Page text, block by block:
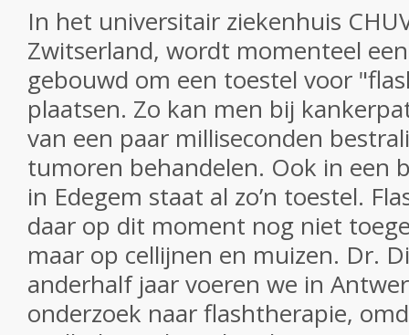
In het universitair ziekenhuis
Zwitserland, wordt momenteel
gebouwd om een toestel voor
plaatsen. Zo kan men bij
van een paar milliseconden
tumoren behandelen. Ook in een
in Edegem staat al zo’n toestel.
daar op dit moment nog niet
maar op cellijnen en muizen. Dr.
anderhalf jaar voeren we in
onderzoek naar flashtherapie,